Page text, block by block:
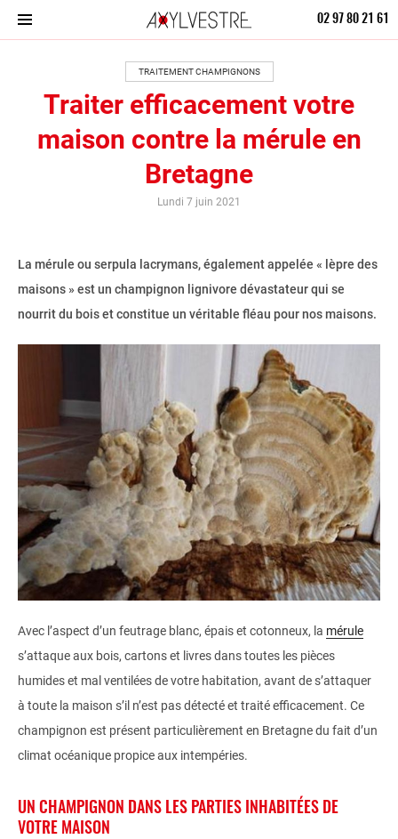
02 97 80 21 61
TRAITEMENT CHAMPIGNONS
Traiter efficacement votre
maison contre la mérule en
Bretagne
Lundi 7 juin 2021
La mérule ou serpula lacrymans, également appelée « lèpre des
maisons » est un champignon lignivore dévastateur qui se
nourrit du bois et constitue un véritable fléau pour nos maisons.
Avec l’aspect d’un feutrage blanc, épais et cotonneux, la mérule
s’attaque aux bois, cartons et livres dans toutes les pièces
humides et mal ventilées de votre habitation, avant de s’attaquer
à toute la maison s’il n’est pas détecté et traité efficacement. Ce
champignon est présent particulièrement en Bretagne du fait d’un
climat océanique propice aux intempéries.
UN CHAMPIGNON DANS LES PARTIES INHABITÉES DE
VOTRE MAISON